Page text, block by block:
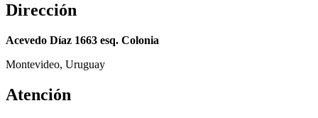
Dirección
Acevedo Díaz 1663 esq. Colonia
Montevideo, Uruguay
Atención